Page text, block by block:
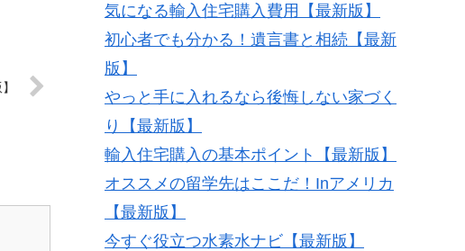
気になる輸入住宅購入費用【最新版】
初心者でも分かる！遺言書と相続【最新
版】
やっと手に入れるなら後悔しない家づく
り【最新版】
輸入住宅購入の基本ポイント【最新版】
オススメの留学先はここだ！Inアメリカ
【最新版】
今すぐ役立つ水素水ナビ【最新版】